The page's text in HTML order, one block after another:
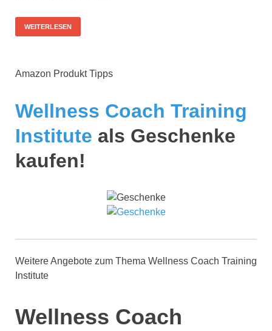
WEITERLESEN
Amazon Produkt Tipps
Wellness Coach Training
Institute als Geschenke
kaufen!
Weitere Angebote zum Thema Wellness Coach Training
Institute
Wellness Coach